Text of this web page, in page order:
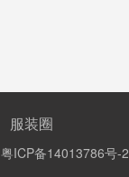
服装圈
粤ICP备14013786号-2